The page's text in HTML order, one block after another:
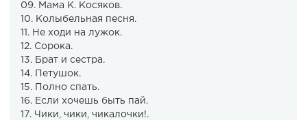
09. Мама К. Косяков.
10. Колыбельная песня.
11. Не ходи на лужок.
12. Сорока.
13. Брат и сестра.
14. Петушок.
15. Полно спать.
16. Если хочешь быть пай.
17. Чики, чики, чикалочки!.